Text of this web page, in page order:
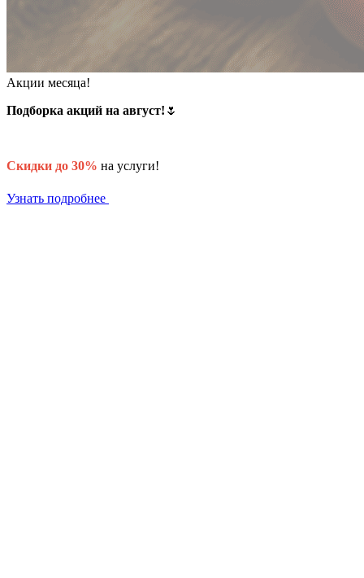
Акции месяца!
Подборка акций на август! 🌷
Скидки до 30% на услуги!
Узнать подробнее